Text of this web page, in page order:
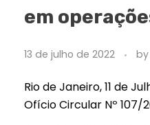
em
13 de julho de 2022 by
Rio de Janeiro, 11 de
Ofício Circular Nº 107/